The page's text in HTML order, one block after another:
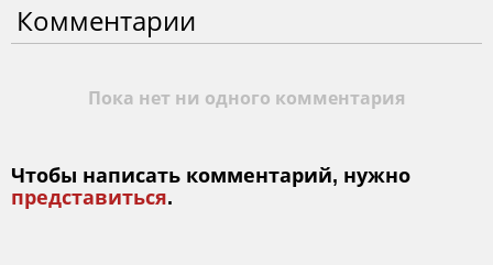
Комментарии
Пока нет ни одного комментария
Чтобы написать комментарий, нужно
представиться.